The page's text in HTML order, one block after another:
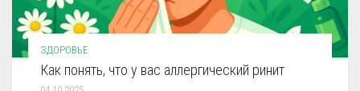
ЗДОРОВЬЕ
Как понять, что у вас аллергический ринит